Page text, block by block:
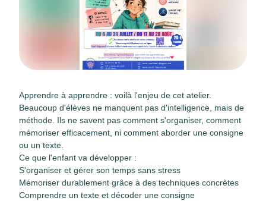
Apprendre à apprendre : voilà l'enjeu de cet atelier.
Beaucoup d'élèves ne manquent pas d'intelligence, mais de
méthode. Ils ne savent pas comment s'organiser, comment
mémoriser efficacement, ni comment aborder une consigne
ou un texte.
Ce que l'enfant va développer :
S'organiser et gérer son temps sans stress
Mémoriser durablement grâce à des techniques concrètes
Comprendre un texte et décoder une consigne